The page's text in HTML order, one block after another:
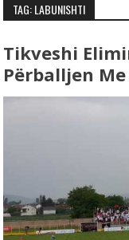
TAG: LABUNISHTI
Tikveshi
Përballjen Me